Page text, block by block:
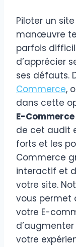
Piloter un
manœuvre
parfois
d’apprécier
ses défauts.
Commerce,
dans cette
E-Commerce
de cet audit
forts et les
Commerce
interactif et
votre site.
vous permet
votre E-
votre